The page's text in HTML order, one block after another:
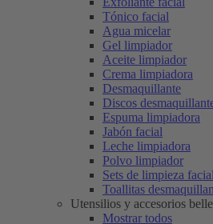
Tónico facial
Agua micelar
Gel limpiador
Aceite limpiador
Crema limpiadora
Desmaquillante
Discos
Espuma limpiadora
Jabón facial
Leche limpiadora
Polvo limpiador
Sets de limpieza facial
Toallitas
Utensilios y accesorios
Mostrar todos